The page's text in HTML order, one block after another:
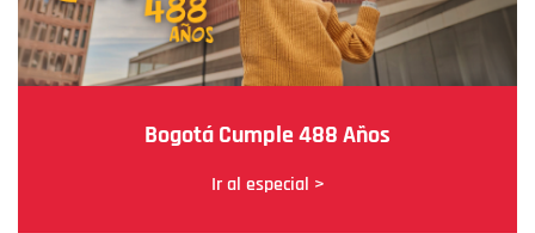
Bogotá Cumple 488 Años
Ir al especial >